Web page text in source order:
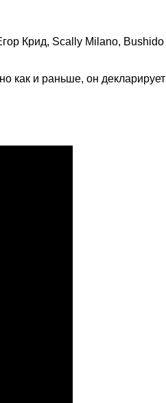
Крид, Scally Milano, Bushido
и раньше, он